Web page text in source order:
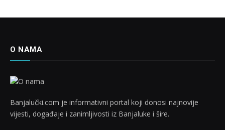
O NAMA
Banjalučki.com je informativni portal koji donosi najnovije
vijesti, događaje i zanimljivosti iz Banjaluke i šire.